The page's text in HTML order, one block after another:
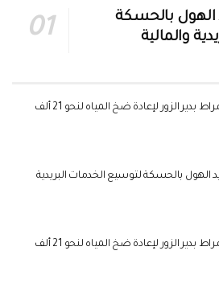
الهول بالحسكة
والمالية
تأهيل محطة مياه مراط بدير الزور لإعادة ضخ المياه لنحو 21 ألف
الهول بالحسكة لتوسيع الخدمات البريدية
تأهيل محطة مياه مراط بدير الزور لإعادة ضخ المياه لنحو 21 ألف